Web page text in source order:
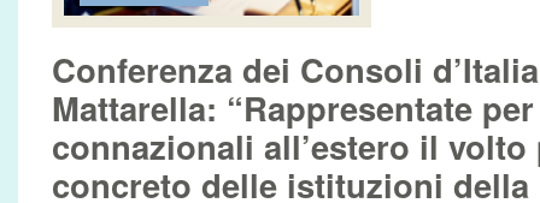
Conferenza dei Consoli
Mattarella: “Rappresentate
connazionali all’estero il
concreto delle istituzioni della